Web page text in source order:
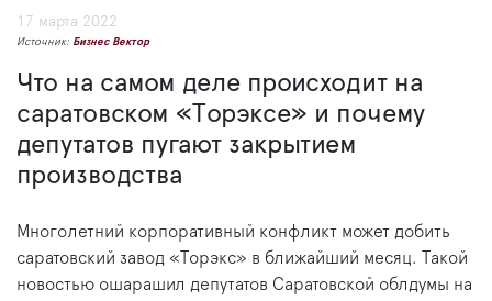
17 марта 2022
Источник: Бизнес Вектор
Что на самом деле происходит на
саратовском «Торэксе» и почему
депутатов пугают закрытием
производства
Многолетний корпоративный конфликт может добить
саратовский завод «Торэкс» в ближайший месяц. Такой
новостью ошарашил депутатов Саратовской облдумы на